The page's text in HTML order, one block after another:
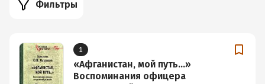
Фильтры
1
«Афганистан, мой путь…»
Воспоминания офицера